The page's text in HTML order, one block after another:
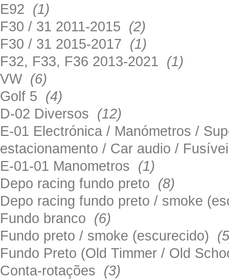
E92 (1)
F30 / 31 2011-2015 (2)
F30 / 31 2015-2017 (1)
F32, F33, F36 2013-2021 (1)
VW (6)
Golf 5 (4)
D-02 Diversos (12)
E-01 Electrónica / Manómetros /
estacionamento / Car audio /
E-01-01 Manometros (1)
Depo racing fundo preto (8)
Depo racing fundo preto / smoke
Fundo branco (6)
Fundo preto / smoke (escurecido)
Fundo Preto (Old Timmer / Old
Conta-rotações (3)